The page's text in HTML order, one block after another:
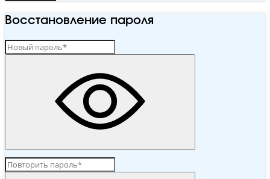
Восстановление пароля